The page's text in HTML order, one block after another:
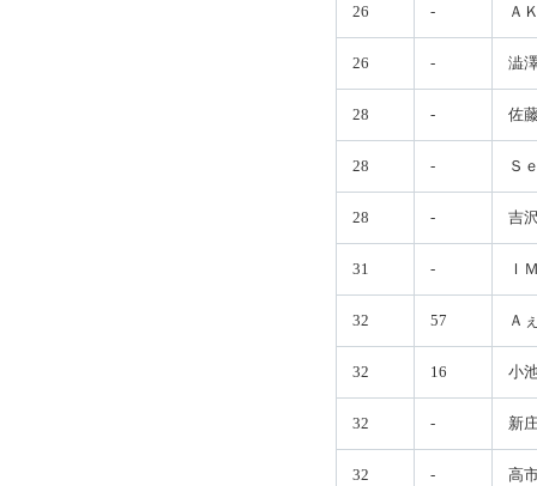
26 - Ａ
26 - 澁
28 - 佐
28 - Ｓ
28 - 吉
31 - Ｉ
32 57 Ａ
32 16 小
32 - 新
32 - 高